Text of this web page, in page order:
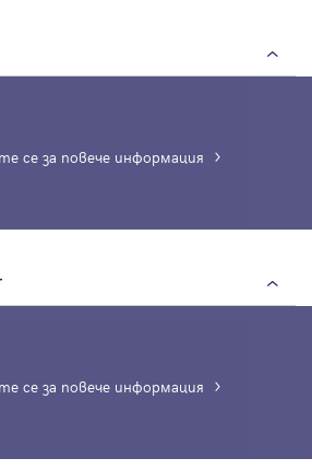
се за повече информация
се за повече информация